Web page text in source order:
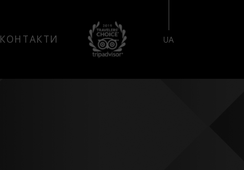
КОНТАКТИ UA